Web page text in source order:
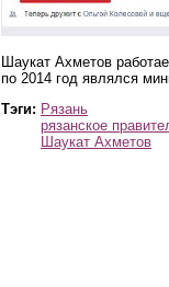
Шаукат Ахметов
по 2014 год являлся
Тэги: Рязань
рязанское
Шаукат Ахметов